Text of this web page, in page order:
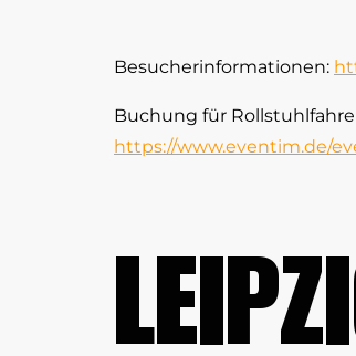
Besucherinformationen:
Buchung für
https://www.eventim.de/